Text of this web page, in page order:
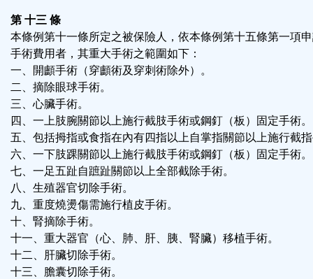
第 十三 條
本條例第十一條所定之被保險人，依本條例第十五條第一項
手術費用者，其重大手術之範圍如下：
一、開顱手術（穿顱術及穿刺術除外）。
二、摘除眼球手術。
三、心臟手術。
四、一上肢腕關節以上施行截肢手術或鋼釘（板）固定手術。
五、包括拇指或食指在內有四指以上自掌指關節以上施行截
六、一下肢踝關節以上施行截肢手術或鋼釘（板）固定手術。
七、一足五趾自蹠趾關節以上全部截除手術。
八、生殖器官切除手術。
九、重度燒燙傷需施行植皮手術。
十、腎摘除手術。
十一、重大器官（心、肺、肝、胰、腎臟）移植手術。
十二、肝臟切除手術。
十三、膽囊切除手術。